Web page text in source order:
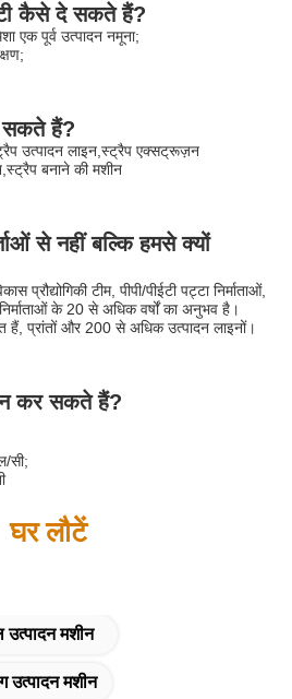
कैसे दे सकते हैं?
एक पूर्व उत्पादन नमूना;
सकते हैं?
उत्पादन लाइन,स्ट्रैप एक्सट्रूज़न
बनाने की मशीन
से नहीं बल्कि हमसे क्यों
प्रौद्योगिकी टीम, पीपी/पीईटी पट्टा निर्माताओं,
निर्माताओं के 20 से अधिक वर्षों का अनुभव है।
हैं, प्रांतों और 200 से अधिक उत्पादन लाइनों।
कर सकते हैं?
सी;
घर लौटें
उत्पादन मशीन
उत्पादन मशीन